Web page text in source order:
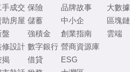
手成交
助房屋
盤
修設計
揭
保險
儲蓄
強積金
數字銀行
借貸
品牌故事
中小企
創業指南
營商資源庫
ESG
大數據
區塊鏈
雲端